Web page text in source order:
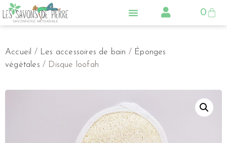
0
Accueil / Les accessoires de bain / Éponges
végétales / Disque loofah